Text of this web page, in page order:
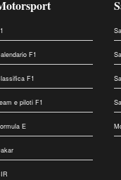
F1
F1
e piloti F1
E